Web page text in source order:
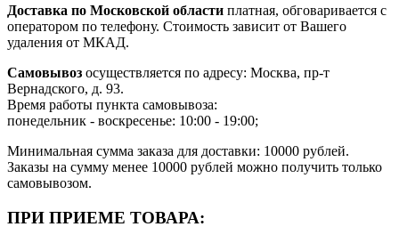
Доставка по Московской области платная, обговаривается с
оператором по телефону. Стоимость зависит от Вашего
удаления от МКАД.
Самовывоз осуществляется по адресу: Москва, пр-т
Вернадского, д. 93.
Время работы пункта самовывоза:
понедельник - воскресенье: 10:00 - 19:00;
Минимальная сумма заказа для доставки: 10000 рублей.
Заказы на сумму менее 10000 рублей можно получить только
самовывозом.
ПРИ ПРИЕМЕ ТОВАРА: